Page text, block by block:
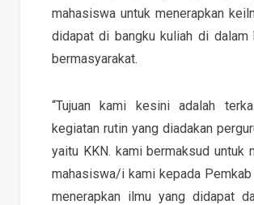
mahasiswa untuk menerapkan
didapat di bangku kuliah di dalam
bermasyarakat.
“Tujuan kami kesini adalah
kegiatan rutin yang diadakan
yaitu KKN. kami bermaksud untuk
mahasiswa/i kami kepada Pemkab
menerapkan ilmu yang didapat